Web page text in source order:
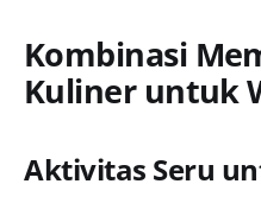
Kombinasi
Kuliner untuk
Aktivitas Seru